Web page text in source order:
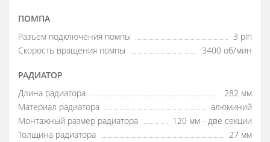
ПОМПА
Разъем подключения помпы
3 pin
Скорость вращения помпы
3400 об/мин
РАДИАТОР
Длина радиатора
282 мм
Материал радиатора
алюминий
Монтажный размер радиатора
120 мм - две секции
Толщина радиатора
27 мм